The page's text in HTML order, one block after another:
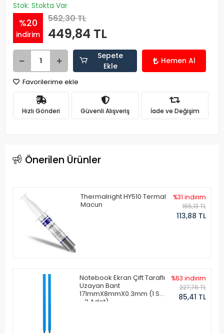
Stok: Stokta Var
%20
indirim
562,30 TL
449,84 TL
Sepete
Ekle
Hemen Al
Favorilerime ekle
Hızlı Gönderi Güvenli Alışveriş İade ve Değişim
Önerilen Ürünler
Thermalright HY510 Termal
Macun
%31 indirim
165,13 TL
113,88 TL
Notebook Ekran Çift Taraflı
Uzayan Bant
171mmX8mmX0.3mm (1 Set
- 2 Adet)
%63 indirim
227,76 TL
85,41 TL